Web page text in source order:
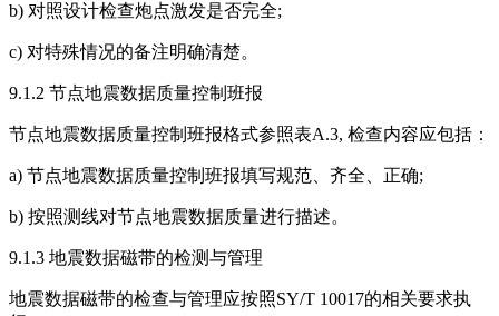
b) 对照设计检查炮点激发是否完全;
c) 对特殊情况的备注明确清楚。
9.1.2 节点地震数据质量控制班报
节点地震数据质量控制班报格式参照表A.3, 检查内容应包括：
a) 节点地震数据质量控制班报填写规范、齐全、正确;
b) 按照测线对节点地震数据质量进行描述。
9.1.3 地震数据磁带的检测与管理
地震数据磁带的检查与管理应按照SY/T 10017的相关要求执